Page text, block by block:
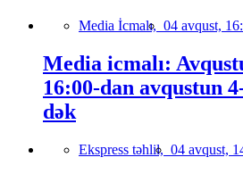
Media İcmalı, 04 avqust,
Media icmalı:
16:00-dan avqustun
dək
Ekspress təhlil, 04 avqust,